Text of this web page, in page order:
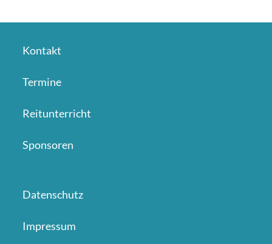
Kontakt
Termine
Reitunterricht
Sponsoren
Datenschutz
Impressum